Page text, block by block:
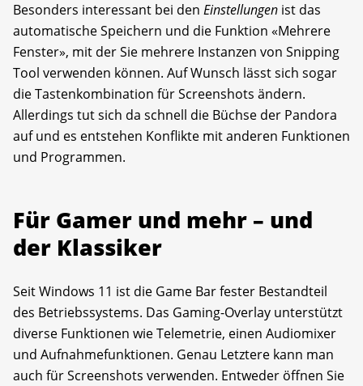
Besonders interessant bei den Einstellungen ist das
automatische Speichern und die Funktion «Mehrere
Fenster», mit der Sie mehrere Instanzen von Snipping
Tool verwenden können. Auf Wunsch lässt sich sogar
die Tastenkombination für Screenshots ändern.
Allerdings tut sich da schnell die Büchse der Pandora
auf und es entstehen Konflikte mit anderen Funktionen
und Programmen.
Für Gamer und mehr – und
der Klassiker
Seit Windows 11 ist die Game Bar fester Bestandteil
des Betriebssystems. Das Gaming-Overlay unterstützt
diverse Funktionen wie Telemetrie, einen Audiomixer
und Aufnahmefunktionen. Genau Letztere kann man
auch für Screenshots verwenden. Entweder öffnen Sie